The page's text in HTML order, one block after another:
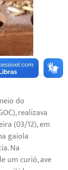
do
realizava
(03/12), em
gaiola
Na
um curió, ave